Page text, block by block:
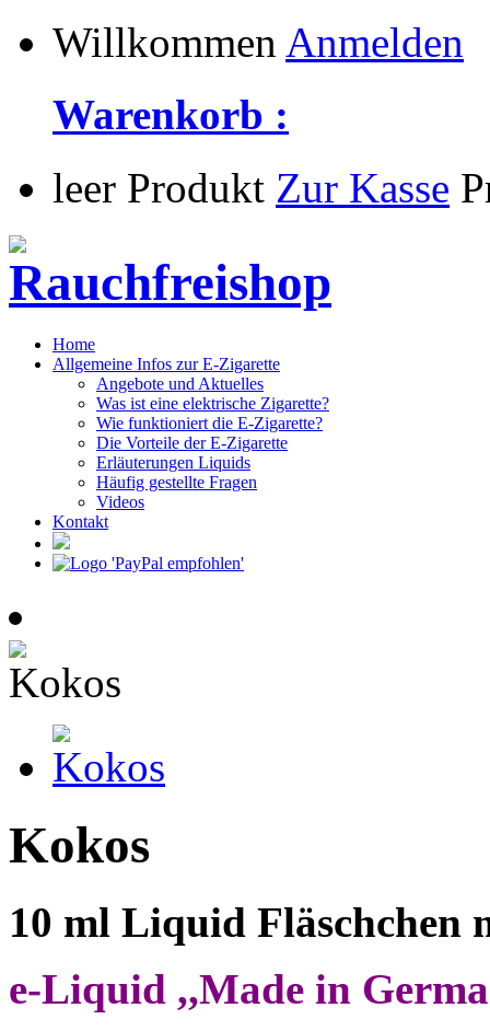
Willkommen Anmelden
Warenkorb :
leer Produkt Zur Kasse
Home
Allgemeine Infos zur E-Zigarette
Angebote und Aktuelles
Was ist eine elektrische Zigarette?
Wie funktioniert die E-Zigarette?
Die Vorteile der E-Zigarette
Erläuterungen Liquids
Häufig gestellte Fragen
Videos
Kontakt
Kokos
10 ml Liquid Fläschchen
e-Liquid ,,Made in